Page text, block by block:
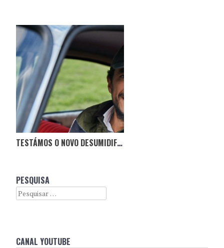
TESTÁMOS O NOVO DESUMIDIFICADOR NO CITROËN BOCA DE SAPO
PESQUISA
Search
CANAL YOUTUBE